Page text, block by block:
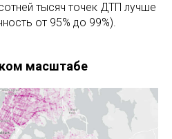
тысяч точек ДТП лучше
от 95% до 99%).
масштабе